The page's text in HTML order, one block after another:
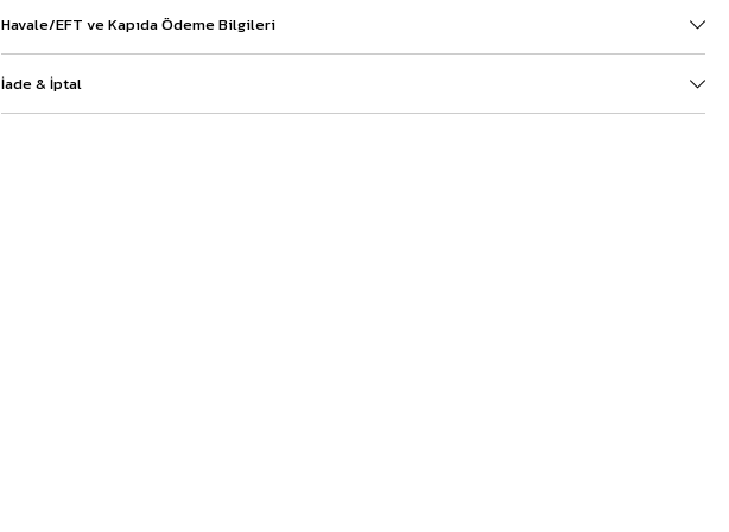
Havale/EFT ve Kapıda Ödeme Bilgileri
İade & İptal